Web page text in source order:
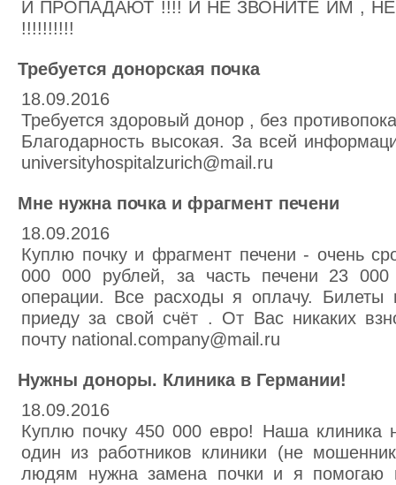
И ПРОПАДАЮТ !!!! И НЕ ЗВОНИТЕ ИМ ,
!!!!!!!!!!
Требуется донорская почка
18.09.2016
Требуется здоровый донор , без
Благодарность высокая. За всей
universityhospitalzurich@mail.ru
Мне нужна почка и фрагмент печени
18.09.2016
Куплю почку и фрагмент печени - очень
000 000 рублей, за часть печени 23
операции. Все расходы я оплачу. Билеты
приеду за свой счёт . От Вас никаких
почту national.company@mail.ru
Нужны доноры. Клиника в Германии!
18.09.2016
Куплю почку 450 000 евро! Наша клиника
один из работников клиники (не
людям нужна замена почки и я помогаю